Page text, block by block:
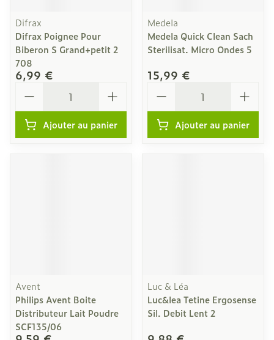
Difrax
Difrax Poignee Pour
Biberon S Grand+petit 2
708
6,99 €
Ajouter au panier
Medela
Medela Quick Clean Sach
Sterilisat. Micro Ondes 5
15,99 €
Ajouter au panier
Avent
Philips Avent Boite
Distributeur Lait Poudre
SCF135/06
Luc & Léa
Luc&lea Tetine Ergosense
Sil. Debit Lent 2